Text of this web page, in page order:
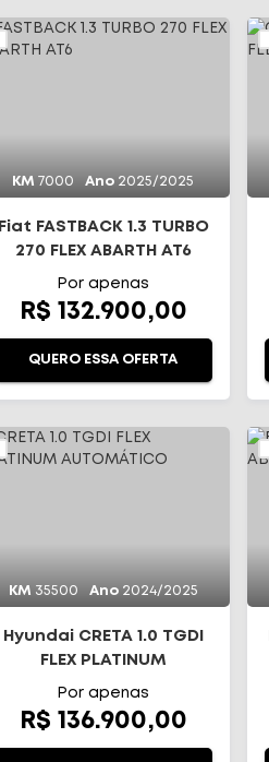
KM 7000 Ano 2025/2025
Fiat FASTBACK 1.3 TURBO
270 FLEX ABARTH AT6
Por apenas
R$ 132.900,00
QUERO ESSA OFERTA
KM 35500 Ano 2024/2025
Hyundai CRETA 1.0 TGDI
FLEX PLATINUM
AUTOMÁTICO
Por apenas
R$ 136.900,00